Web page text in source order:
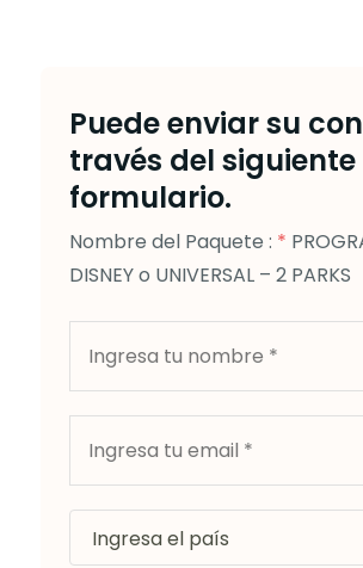
Puede enviar su
través del siguiente
formulario.
Nombre del Paquete : *
DISNEY o UNIVERSAL – 2 PARKS